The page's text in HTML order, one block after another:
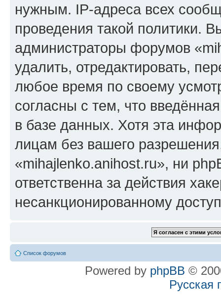
нужным. IP-адреса всех
проведения такой политики.
администраторы форумов
удалить, отредактировать,
любое время по своему
согласны с тем, что
в базе данных. Хотя эта
лицам без вашего
«mihajlenko.anihost.ru», ни
ответственна за действия
несанкционированному
Список форумов
Powered by phpBB ©
Русская